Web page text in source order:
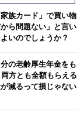
族カード」で買い物
ら問題ない」と言い
いのでしょうか？
の老齢厚生年金をも
方とも全額もらえる
減るって損じゃない